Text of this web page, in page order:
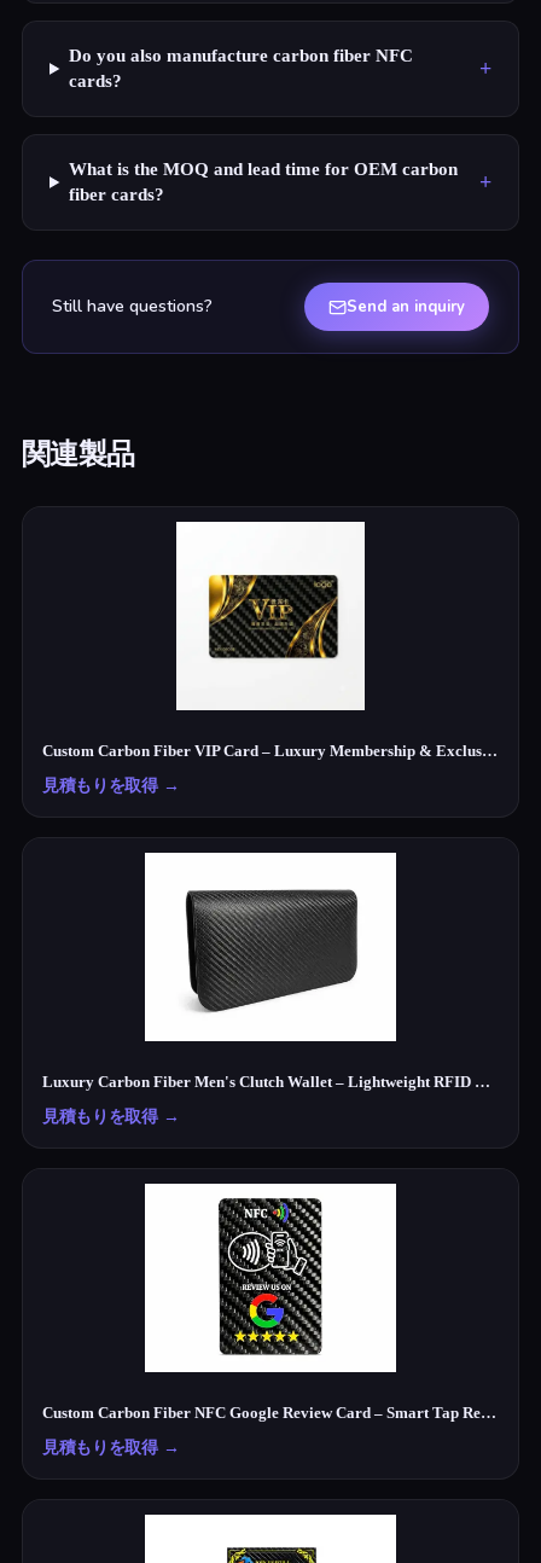
Do you also manufacture carbon fiber NFC
cards?
+
What is the MOQ and lead time for OEM carbon
fiber cards?
+
Still have questions? Send an inquiry
関連製品
Custom Carbon Fiber VIP Card – Luxury Membership & Exclusive Club Card
見積もりを取得→
Luxury Carbon Fiber Men's Clutch Wallet – Lightweight RFID Travel Organizer
見積もりを取得→
Custom Carbon Fiber NFC Google Review Card – Smart Tap Review Card for Businesses
見積もりを取得→